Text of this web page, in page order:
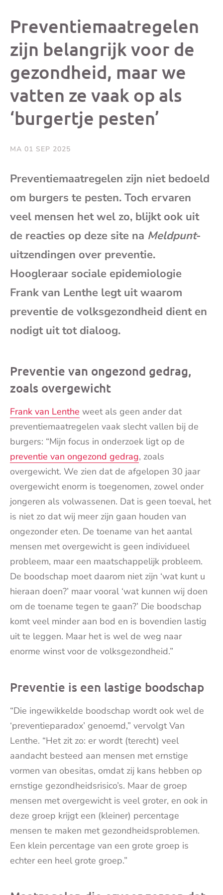
op
Facebook
bericht
op
X
op
je
Preventiemaatregelen
zijn belangrijk voor de
gezondheid, maar we
vatten ze vaak op als
‘burgertje pesten’
MA 01 SEP 2025
Preventiemaatregelen zijn niet bedoeld
om burgers te pesten. Toch ervaren
veel mensen het wel zo, blijkt ook uit
de reacties op deze site na Meldpunt-
uitzendingen over preventie.
Hoogleraar sociale epidemiologie
Frank van Lenthe legt uit waarom
preventie de volksgezondheid dient en
nodigt uit tot dialoog.
Preventie van ongezond gedrag,
zoals overgewicht
Frank van Lenthe weet als geen ander dat
preventiemaatregelen vaak slecht vallen bij de
burgers: “Mijn focus in onderzoek ligt op de
preventie van ongezond gedrag, zoals
overgewicht. We zien dat de afgelopen 30 jaar
overgewicht enorm is toegenomen, zowel onder
jongeren als volwassenen. Dat is geen toeval, het
is niet zo dat wij meer zijn gaan houden van
ongezonder eten. De toename van het aantal
mensen met overgewicht is geen individueel
probleem, maar een maatschappelijk probleem.
De boodschap moet daarom niet zijn ‘wat kunt u
hieraan doen?’ maar vooral ‘wat kunnen wij doen
om de toename tegen te gaan?’ Die boodschap
komt veel minder aan bod en is bovendien lastig
uit te leggen. Maar het is wel de weg naar
enorme winst voor de volksgezondheid.”
Preventie is een lastige boodschap
“Die ingewikkelde boodschap wordt ook wel de
‘preventieparadox’ genoemd,” vervolgt Van
Lenthe. “Het zit zo: er wordt (terecht) veel
aandacht besteed aan mensen met ernstige
vormen van obesitas, omdat zij kans hebben op
ernstige gezondheidsrisico’s. Maar de groep
mensen met overgewicht is veel groter, en ook in
deze groep krijgt een (kleiner) percentage
mensen te maken met gezondheidsproblemen.
Een klein percentage van een grote groep is
echter een heel grote groep.”